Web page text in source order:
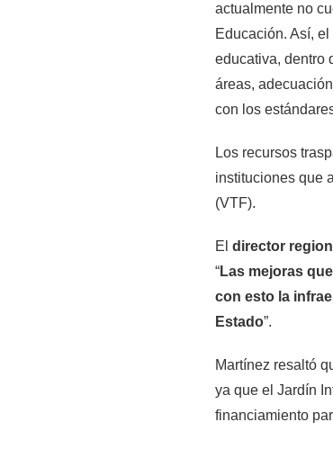
actualmente no
Educación. Así,
educativa, dentro
áreas,
con los
Los recursos
instituciones que
(VTF).
El director
“Las mejoras
con esto la
Estado”.
Martínez resaltó
ya que el Jardín
financiamiento